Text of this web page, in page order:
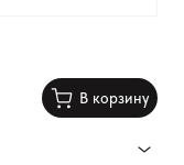
В корзину